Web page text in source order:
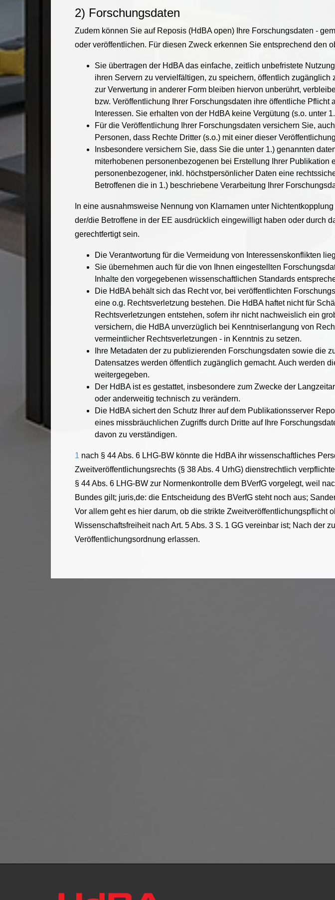
2) Forschungsdaten
Zudem können Sie auf Reposis (HdBA open) Ihre Forschungsdaten -
oder veröffentlichen. Für diesen Zweck erkennen Sie entsprechend den
Sie übertragen der HdBA das einfache, zeitlich unbefristete
ihren Servern zu vervielfältigen, zu speichern, öffentlich
zur Verwertung in anderer Form bleiben hiervon unberührt,
bzw. Veröffentlichung Ihrer Forschungsdaten ihre öffentliche
Interessen. Sie erhalten von der HdBA keine Vergütung (s.o. unter
Für die Veröffentlichung Ihrer Forschungsdaten versichern Sie,
Personen, dass Rechte Dritter (s.o.) mit einer dieser
Insbesondere versichern Sie, dass Sie die unter 1.) genannten
miterhobenen personenbezogenen bei Erstellung Ihrer
personenbezogener, inkl. höchstpersönlicher Daten eine
Betroffenen die in 1.) beschriebene Verarbeitung Ihrer
In eine ausnahmsweise Nennung von Klarnamen unter
der/die Betroffene in der EE ausdrücklich eingewilligt haben oder durch
gerechtfertigt sein.
Die Verantwortung für die Vermeidung von Interessenskonflikten
Sie übernehmen auch für die von Ihnen eingestellten
Inhalte den vorgegebenen wissenschaftlichen Standards
Die HdBA behält sich das Recht vor, bei veröffentlichten
eine o.g. Rechtsverletzung bestehen. Die HdBA haftet nicht für
Rechtsverletzungen entstehen, sofern ihr nicht nachweislich ein
versichern, die HdBA unverzüglich bei Kenntniserlangung von
vermeintlicher Rechtsverletzungen - in Kenntnis zu setzen.
Ihre Metadaten der zu publizierenden Forschungsdaten sowie die
Datensatzes werden öffentlich zugänglich gemacht. Auch werden
weitergegeben.
Der HdBA ist es gestattet, insbesondere zum Zwecke der
oder anderweitig technisch zu verändern.
Die HdBA sichert den Schutz Ihrer auf dem Publikationsserver
eines missbräuchlichen Zugriffs durch Dritte auf Ihre
davon zu verständigen.
1 nach § 44 Abs. 6 LHG-BW könnte die HdBA ihr wissenschaftliches
Zweitveröffentlichungsrechts (§ 38 Abs. 4 UrhG) dienstrechtlich
§ 44 Abs. 6 LHG-BW zur Normenkontrolle dem BVerfG vorgelegt, weil
Bundes gilt; juris,de: die Entscheidung des BVerfG steht noch aus;
Vor allem geht es hier darum, ob die strikte Zweitveröffentlichungspflicht
Wissenschaftsfreiheit nach Art. 5 Abs. 3 S. 1 GG vereinbar ist; Nach der
Veröffentlichungsordnung erlassen.